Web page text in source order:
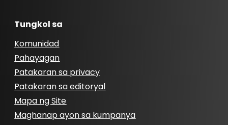
Tungkol sa
Komunidad
Pahayagan
Patakaran sa privacy
Patakaran sa editoryal
Mapa ng Site
Maghanap ayon sa kumpanya